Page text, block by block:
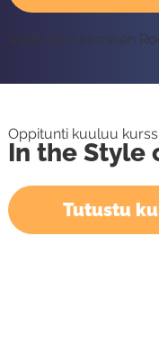
Vaatii kirjautumisen
Oppitunti kuuluu
In the Style
Tutustu